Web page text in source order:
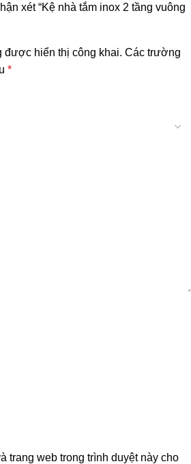
xét “Kệ nhà tắm inox 2 tầng vuông
được hiển thị công khai. Các trường
*
trang web trong trình duyệt này cho